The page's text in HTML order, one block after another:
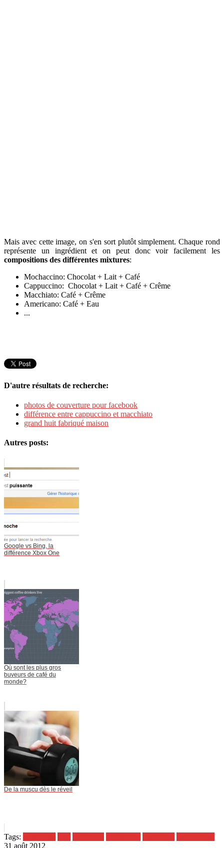
Mais avec cette image, on s'en sort plutôt simplement. Chaque rond
représente un ingrédient et on peut donc voir facilement les
compositions des différentes mixtures:
Mochaccino: Chocolat + Lait + Café
Cappuccino: Chocolat + Lait + Café + Crême
Macchiato: Café + Crême
Americano: Café + Eau
...
D'autre résultats de recherche:
photos de couverture pour facebook
différence entre cappuccino et macchiato
grand huit fabriqué maison
Autres posts:
Google vs Bing, la
différence Xbox One
Où sont les plus gros
buveurs de café du
monde?
De la muscu dès le réveil
Tags:
31 août 2012